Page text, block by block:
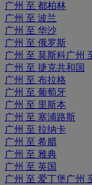
广州 至 都柏林
广州 至 波兰
广州 至 华沙
广州 至 俄罗斯
广州 至 莫斯科广州
广州 至 捷克共和国
广州 至 布拉格
广州 至 葡萄牙
广州 至 里斯本
广州 至 塞浦路斯
广州 至 拉纳卡
广州 至 希腊
广州 至 雅典
广州 至 英国
广州 至 爱丁堡广州